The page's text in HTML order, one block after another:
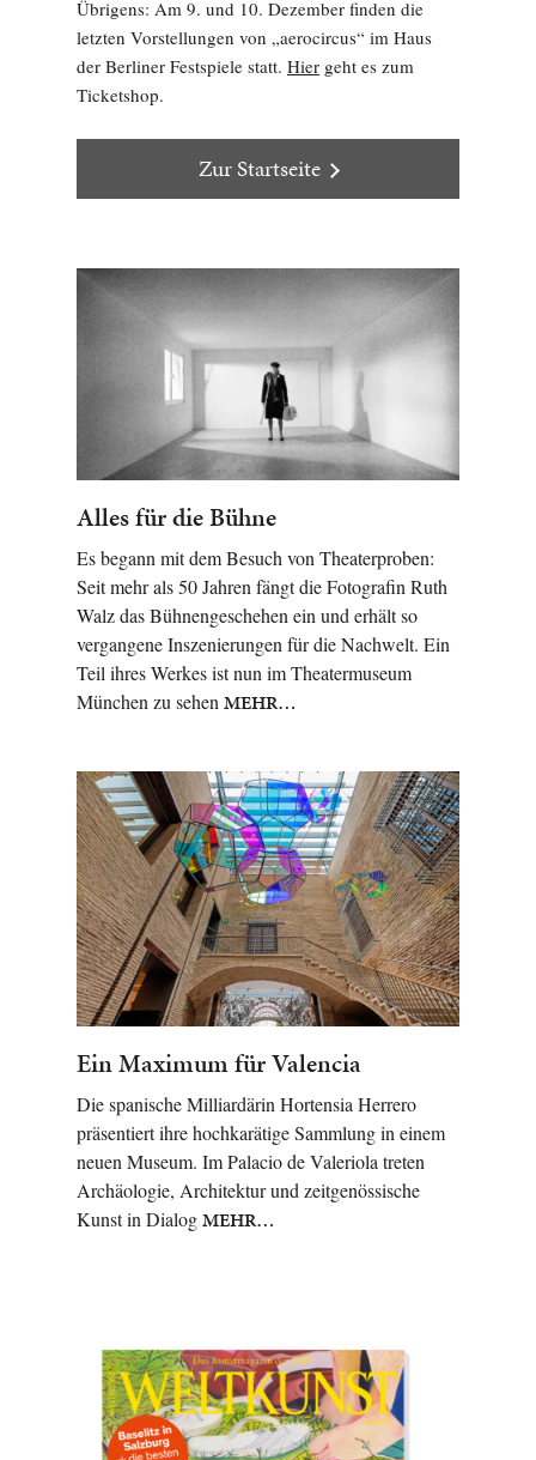
Übrigens: Am 9. und 10. Dezember finden die
letzten Vorstellungen von „aerocircus“ im Haus
der Berliner Festspiele statt. Hier geht es zum
Ticketshop.
Zur Startseite
Alles für die Bühne
Es begann mit dem Besuch von Theaterproben:
Seit mehr als 50 Jahren fängt die Fotografin Ruth
Walz das Bühnengeschehen ein und erhält so
vergangene Inszenierungen für die Nachwelt. Ein
Teil ihres Werkes ist nun im Theatermuseum
München zu sehen MEHR…
Ein Maximum für Valencia
Die spanische Milliardärin Hortensia Herrero
präsentiert ihre hochkarätige Sammlung in einem
neuen Museum. Im Palacio de Valeriola treten
Archäologie, Architektur und zeitgenössische
Kunst in DialogMEHR…